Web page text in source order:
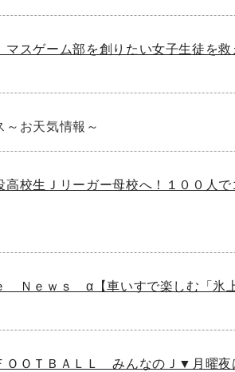
スゲーム部を創りたい女子生徒を救
～お天気情報～
校生Ｊリーガー母校へ！１００人
Ｎｅｗｓ α【車いすで楽しむ「氷
ＯＴＢＡＬＬ みんなのＪ▼月曜夜